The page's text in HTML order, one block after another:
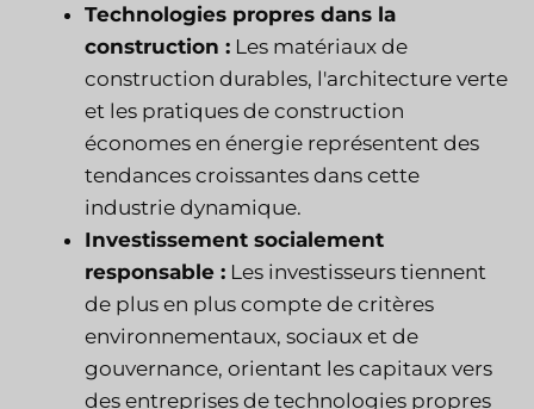
Technologies propres dans la
construction : Les matériaux de
construction durables, l'architecture verte
et les pratiques de construction
économes en énergie représentent des
tendances croissantes dans cette
industrie dynamique.
Investissement socialement
responsable : Les investisseurs tiennent
de plus en plus compte de critères
environnementaux, sociaux et de
gouvernance, orientant les capitaux vers
des entreprises de technologies propres